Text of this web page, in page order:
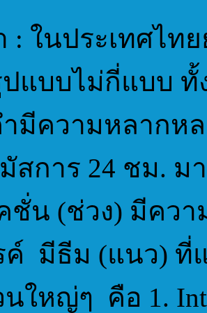
: ในประเทศไท
ปแบบไม่กี่แบบ
มีความหลากห
สการ 24 ชม. ม
ชั่น (ช่วง) มีคว
ค์ มีธีม (แนว) ที่
นใหญ่ๆ คือ 1.